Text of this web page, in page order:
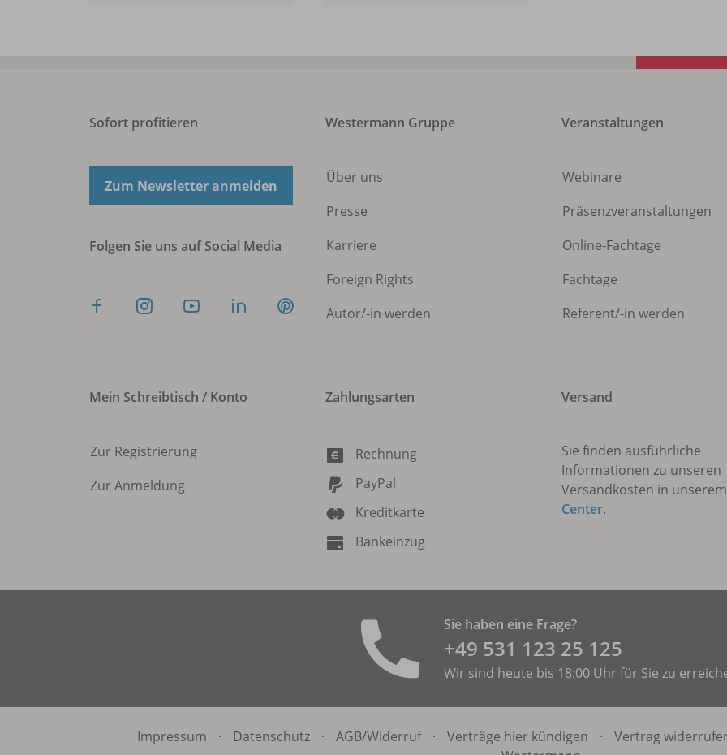
Sofort profitieren
Zum Newsletter anmelden
Folgen Sie uns auf Social Media
Westermann Gruppe
Über uns
Presse
Karriere
Foreign Rights
Autor/-in werden
Veranstaltungen
Webinare
Präsenzveranstaltungen
Online-Fachtage
Fachtage
Referent/-in werden
Mein Schreibtisch / Konto
Zur Registrierung
Zur Anmeldung
Zahlungsarten
Rechnung
PayPal
Kreditkarte
Bankeinzug
Versand
Sie finden ausführliche
Informationen zu unseren
Versandkosten in unserem
Center.
Sie haben eine Frage?
+49 531 ­123 25 125
Wir sind heute bis 18:00 Uhr für Sie zu
Impressum · Datenschutz · AGB/Widerruf · Verträge hier kündigen · Vertrag